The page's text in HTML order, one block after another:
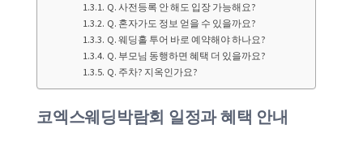
Q. 사전등록 안 해도 입장 가능해요?
Q. 혼자가도 정보 얻을 수 있을까요?
Q. 웨딩홀 투어 바로 예약해야 하나요?
Q. 부모님 동행하면 혜택 더 있을까요?
Q. 주차? 지옥인가요?
코엑스웨딩박람회 일정과 혜택 안내